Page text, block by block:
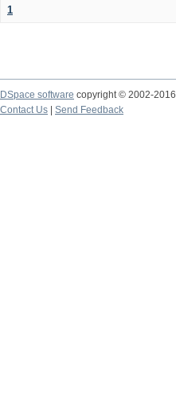
1
DSpace software copyright © 2002-2016
Contact Us
Send Feedback